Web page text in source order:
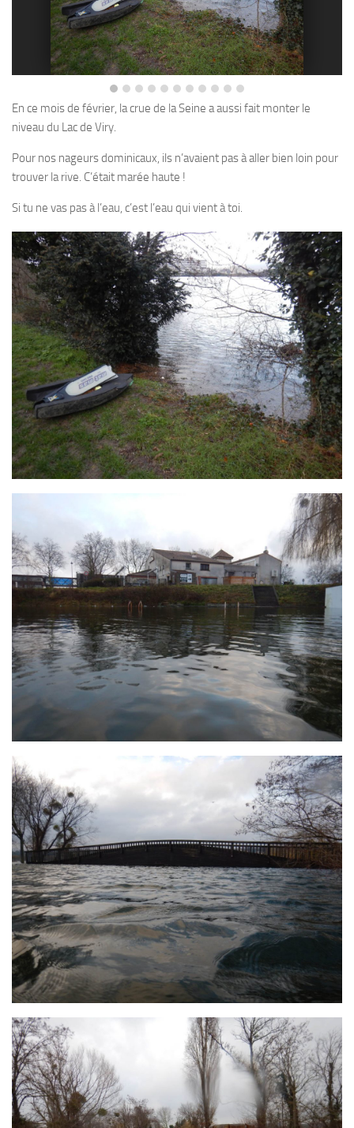
Plouf
ECOLE DE PLONGEE
Formations
Jeune plongeur
Plongeur N1
Plongeur N2
Plongeur N3
Maintien des acquis
Guide de palanquée N4
Initiateur
Moniteur Fédéral
Organisation
Responsables
Fosse
Sorties techniques
APNEE
SORTIES
Sorties 2026
Sorties 2023
Sorties 2022
Sorties 2021
Sorties 2020
Sorties 2019
Sorties 2018
sorties 2017
Sorties 2014
BIO SUB
Environnement et Biologie Sub
Formations
Lac Merveilleux
AUDIOVISUEL
Photo
Vidéo
Peinture
NAGE
NAP / NEV
Agenda
Les Palmes du Lac
En ce mois de février, la crue de la Seine a aussi fait monter le
niveau du Lac de Viry.
Pour nos nageurs dominicaux, ils n’avaient pas à aller bien loin pour
trouver la rive. C’était marée haute !
Si tu ne vas pas à l’eau, c’est l’eau qui vient à toi.